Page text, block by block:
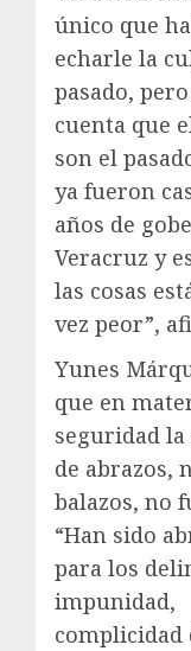
único que
echarle la
pasado,
cuenta que
son el
ya fueron
años de
Veracruz y
las cosas
vez peor”,
Yunes
que en
seguridad
de abrazos,
balazos, no
“Han sido
para los
impunidad,
complicidad